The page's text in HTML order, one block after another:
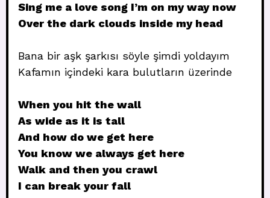
Sing me a love song I’m on my way now
Over the dark clouds inside my head
Bana bir aşk şarkısı söyle şimdi yoldayım
Kafamın içindeki kara bulutların üzerinde
When you hit the wall
As wide as it is tall
And how do we get here
You know we always get here
Walk and then you crawl
I can break your fall